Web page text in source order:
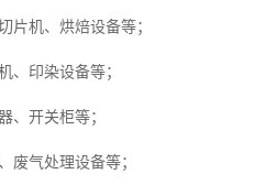
片机、烘焙设备等；
、印染设备等；
、开关柜等；
废气处理设备等；